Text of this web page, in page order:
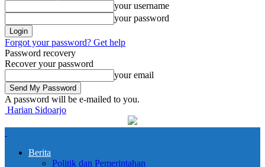
your username
your password
Forgot your password? Get help
Password recovery
Recover your password
your email
A password will be e-mailed to you.
Harian Sidoarjo
Berita
Politik dan Pemerintahan